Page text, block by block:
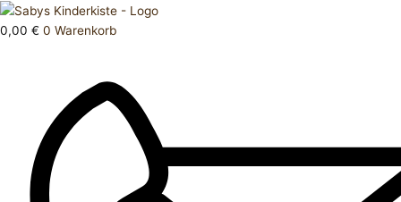
Zum
Inhalt
0,00 € 0 Warenkorb
Products
search
Jacke
134